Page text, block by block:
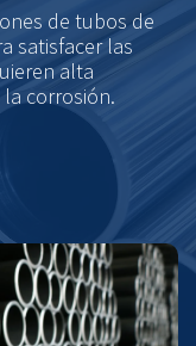
de tubos de
satisfacer las
alta
corrosión.